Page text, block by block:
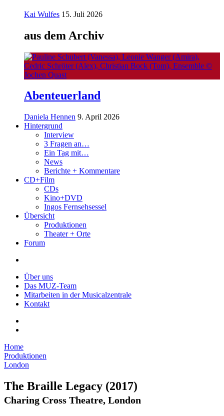
Kai Wulfes 15. Juli 2026
aus dem Archiv
Abenteuerland
Daniela Hennen 9. April 2026
Hintergrund
Interview
3 Fragen an…
Ein Tag mit…
News
Berichte + Kommentare
CD+Film
CDs
Kino+DVD
Ingos Fernsehsessel
Übersicht
Produktionen
Theater + Orte
Forum
Über uns
Das MUZ-Team
Mitarbeiten in der Musicalzentrale
Kontakt
Home
Produktionen
London
The Braille Legacy (2017)
Charing Cross Theatre, London